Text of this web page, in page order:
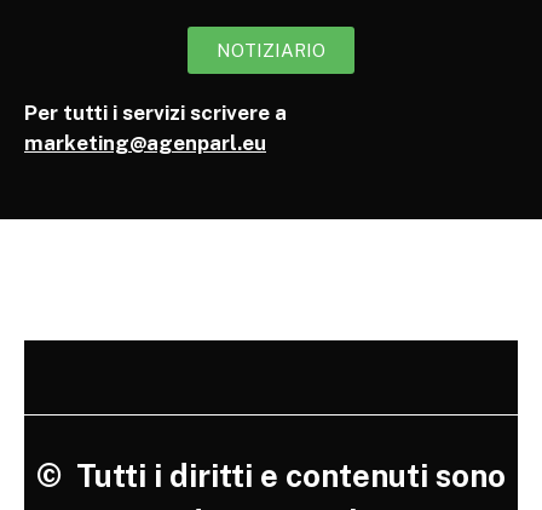
NOTIZIARIO
Per tutti i servizi scrivere a
marketing@agenparl.eu
© Tutti i diritti e contenuti sono